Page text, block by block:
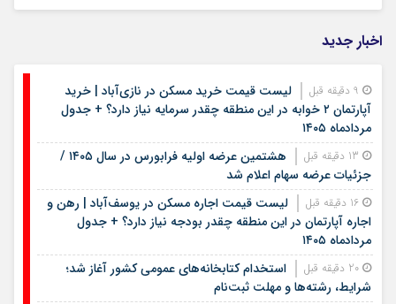
اخبار جدید
لیست قیمت خرید مسکن در نازی‌آباد | خرید
آپارتمان ۲ خوابه در این منطقه چقدر سرمایه نیاز دارد؟ + جدول
مردادماه ۱۴۰۵
هشتمین عرضه اولیه فرابورس در سال ۱۴۰۵ /
جزئیات عرضه سهام اعلام شد
لیست قیمت اجاره مسکن در یوسف‌آباد | رهن و
اجاره آپارتمان در این منطقه چقدر بودجه نیاز دارد؟ + جدول
مردادماه ۱۴۰۵
استخدام کتابخانه‌های عمومی کشور آغاز شد؛
شرایط، رشته‌ها و مهلت ثبت‌نام